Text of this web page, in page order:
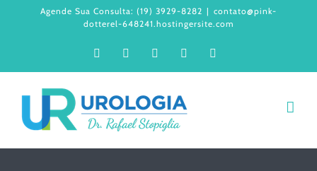
Agende Sua Consulta: (19) 3929-8282 | contato@pink-
dotterel-648241.hostingersite.com
FacebookInstagramLinkedInWhatsApp